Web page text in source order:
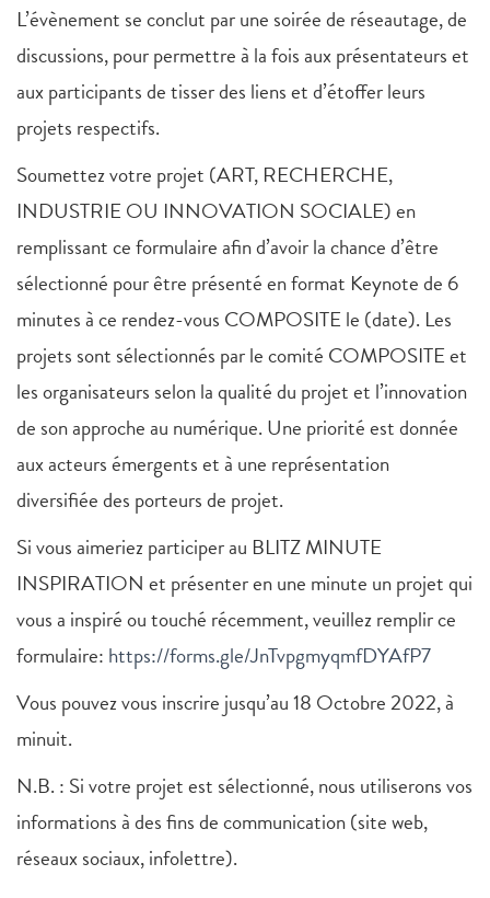
L’évènement se conclut par une soirée de réseautage, de
discussions, pour permettre à la fois aux présentateurs et
aux participants de tisser des liens et d’étoffer leurs
projets respectifs.
Soumettez votre projet (ART, RECHERCHE,
INDUSTRIE OU INNOVATION SOCIALE) en
remplissant ce formulaire afin d’avoir la chance d’être
sélectionné pour être présenté en format Keynote de 6
minutes à ce rendez-vous COMPOSITE le (date). Les
projets sont sélectionnés par le comité COMPOSITE et
les organisateurs selon la qualité du projet et l’innovation
de son approche au numérique. Une priorité est donnée
aux acteurs émergents et à une représentation
diversifiée des porteurs de projet.
Si vous aimeriez participer au BLITZ MINUTE
INSPIRATION et présenter en une minute un projet qui
vous a inspiré ou touché récemment, veuillez remplir ce
formulaire: https://forms.gle/JnTvpgmyqmfDYAfP7
Vous pouvez vous inscrire jusqu’au 18 Octobre 2022, à
minuit.
N.B. : Si votre projet est sélectionné, nous utiliserons vos
informations à des fins de communication (site web,
réseaux sociaux, infolettre).